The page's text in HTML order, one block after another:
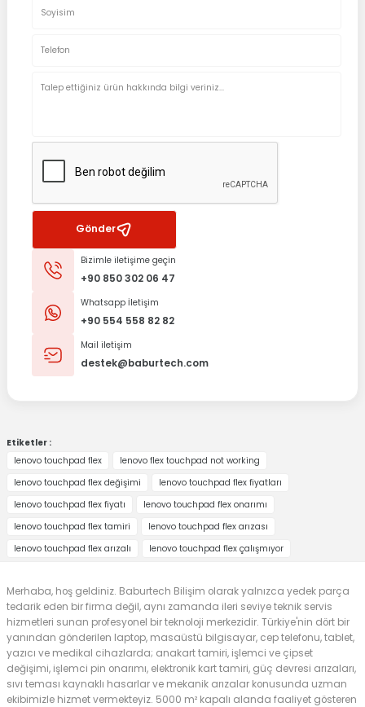
Gönder
Bizimle iletişime geçin
+90 850 302 06 47
Whatsapp İletişim
+90 554 558 82 82
Mail iletişim
destek@baburtech.com
Etiketler :
lenovo touchpad flex
lenovo flex touchpad not working
lenovo touchpad flex değişimi
lenovo touchpad flex fiyatları
lenovo touchpad flex fiyatı
lenovo touchpad flex onarımı
lenovo touchpad flex tamiri
lenovo touchpad flex arızası
lenovo touchpad flex arızalı
lenovo touchpad flex çalışmıyor
Merhaba, hoş geldiniz. Baburtech Bilişim olarak yalnızca yedek parça
tedarik eden bir firma değil, aynı zamanda ileri seviye teknik servis
hizmetleri sunan profesyonel bir teknoloji merkezidir. Türkiye'nin dört bir
yanından gönderilen laptop, masaüstü bilgisayar, cep telefonu, tablet,
yazıcı ve medikal cihazlarda; anakart tamiri, işlemci ve çipset
değişimi, işlemci pin onarımı, elektronik kart tamiri, güç devresi arızaları,
sıvı teması kaynaklı hasarlar ve mekanik arızalar konusunda uzman
ekibimizle hizmet vermekteyiz. 5000 m² kapalı alanda faaliyet gösteren